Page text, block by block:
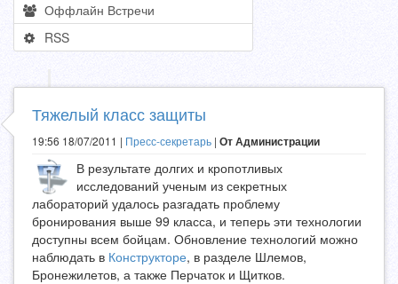
Оффлайн Встречи
RSS
Тяжелый класс защиты
19:56 18/07/2011 | Пресс-секретарь | От Администрации
В результате долгих и кропотливых
исследований ученым из секретных
лабораторий удалось разгадать проблему
бронирования выше 99 класса, и теперь эти технологии
доступны всем бойцам. Обновление технологий можно
наблюдать в Конструкторе, в разделе Шлемов,
Бронежилетов, а также Перчаток и Щитков.